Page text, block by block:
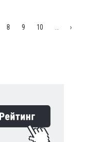
8 9 10 ›